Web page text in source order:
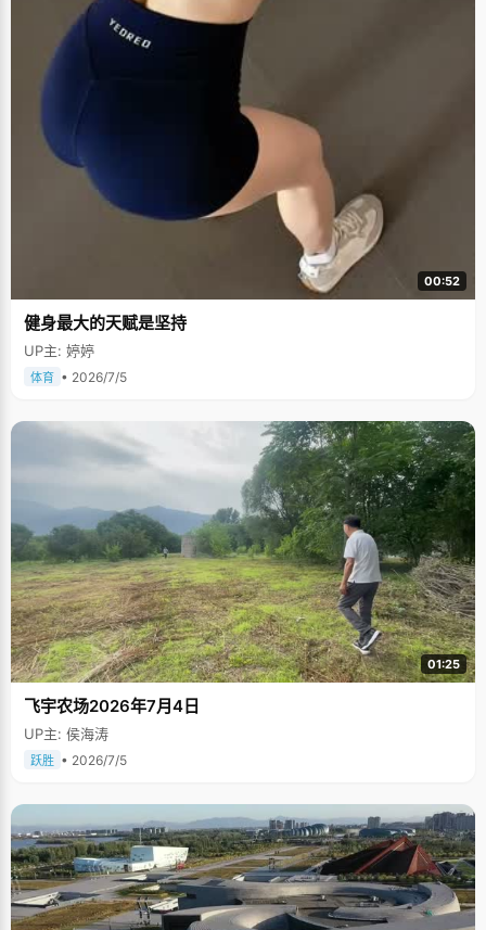
00:52
健身最大的天赋是坚持
UP主: 婷婷
体育 • 2026/7/5
01:25
飞宇农场2026年7月4日
UP主: 侯海涛
跃胜 • 2026/7/5